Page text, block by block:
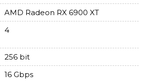
AMD Radeon RX 6900 XT
4
256 bit
16 Gbps